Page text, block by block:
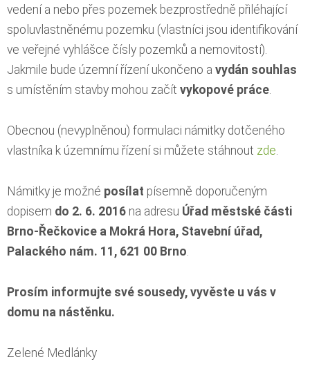
vedení a nebo přes pozemek bezprostředně přiléhající
spoluvlastněnému pozemku (vlastníci jsou identifikování
ve veřejné vyhlášce čísly pozemků a nemovitostí).
Jakmile bude územní řízení ukončeno a vydán souhlas
s umístěním stavby mohou začít vykopové práce.
Obecnou (nevyplněnou) formulaci námitky dotčeného
vlastníka k územnímu řízení si můžete stáhnout zde.
Námitky je možné posílat písemně doporučeným
dopisem do 2. 6. 2016 na adresu Úřad městské části
Brno-Řečkovice a Mokrá Hora, Stavební úřad,
Palackého nám. 11, 621 00 Brno.
Prosím informujte své sousedy, vyvěste u vás v
domu na nástěnku.
Zelené Medlánky